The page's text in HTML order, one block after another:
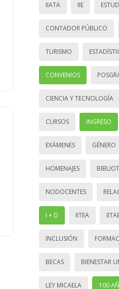
IIATA IIE
CONTADOR PÚBLICO
TURISMO
CONVENIOS
CIENCIA Y TECNOLOGÍA
CURSOS INGRESO
EXÁMENES GÉNERO
HOMENAJES
NODOCENTES
I + D IITEA
INCLUSIÓN
BECAS BIENESTAR
LEY MICAELA 100